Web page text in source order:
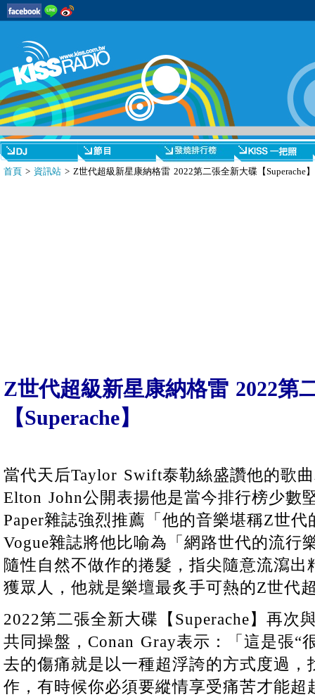
首頁 > 資訊站 > Z世代超級新星康納格雷 2022第二張全新大碟【Superache】
Z世代超級新星康納格雷 2022第
【Superache】
當代天后Taylor Swift泰勒絲盛讚他的歌
Elton John公開表揚他是當今排行榜少數
Paper雜誌強烈推薦「他的音樂堪稱Z世代
Vogue雜誌將他比喻為「網路世代的流行
隨性自然不做作的捲髮，指尖隨意流瀉
獲眾人，他就是樂壇最炙手可熱的Z世代
2022第二張全新大碟【Superache】再次
共同操盤，Conan Gray表示：「這是張“
去的傷痛就是以一種超浮誇的方式度過，
作，有時候你必須要縱情享受痛苦才能超